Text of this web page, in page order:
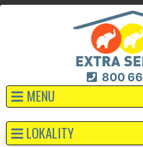
800
MENU
LOKALITY